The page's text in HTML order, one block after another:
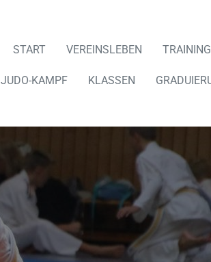
START VEREINSLEBEN TRAINING
JUDO-KAMPF KLASSEN